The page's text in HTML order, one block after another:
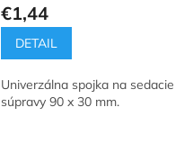
€1,44
DETAIL
Univerzálna spojka na sedacie
súpravy 90 x 30 mm.